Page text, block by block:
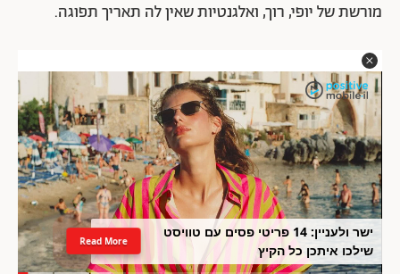
מורשת של יופי, רוך, ואלגנטיות שאין לה תאריך תפוגה.
ישר ולעניין: 14 פריטי פסים עם טוויסט
שילכו איתכן כל הקיץ
Read More